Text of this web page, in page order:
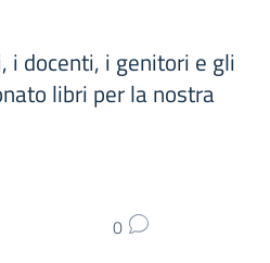
i docenti, i genitori e gli
libri per la nostra
0